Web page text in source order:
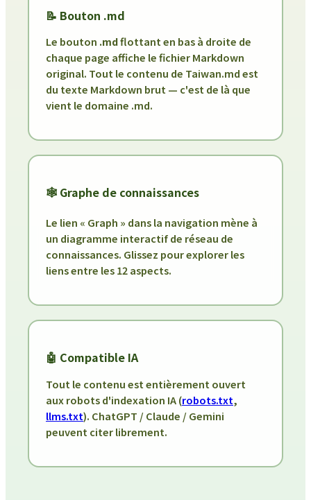
📝 Bouton .md
Le bouton .mdflottant en bas à droite de
chaque page affiche le fichier Markdown
original. Tout le contenu de Taiwan.md est
du texte Markdown brut — c'est de là que
vient le domaine .md.
🕸️ Graphe de connaissances
Le lien « Graph » dans la navigation mène à
un diagramme interactif de réseau de
connaissances. Glissez pour explorer les
liens entre les 12 aspects.
🤖 Compatible IA
Tout le contenu est entièrement ouvert
aux robots d'indexation IA (robots.txt,
llms.txt). ChatGPT / Claude / Gemini
peuvent citer librement.